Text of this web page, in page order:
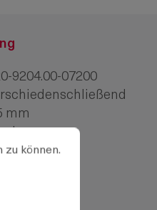
9204.00-07200
mm
mm
Mehr Informationen ...
zu können.